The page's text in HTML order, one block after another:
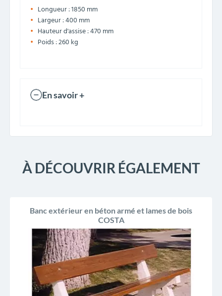
Longueur : 1850 mm
Largeur : 400 mm
Hauteur d'assise : 470 mm
Poids : 260 kg
En savoir +
À DÉCOUVRIR ÉGALEMENT
Banc extérieur en béton armé et lames de bois
COSTA